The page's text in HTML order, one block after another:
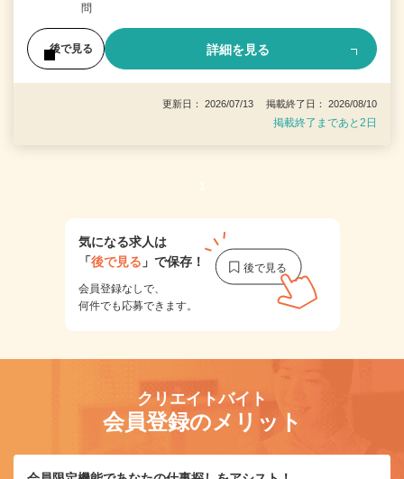
問
後で見る 詳細を見る
更新日： 2026/07/13 掲載終了日： 2026/08/10
掲載終了まであと2日
1
気になる求人は
「後で見る 」で保存！
会員登録なしで、
何件でも応募できます。
クリエイトバイト
会員登録のメリット